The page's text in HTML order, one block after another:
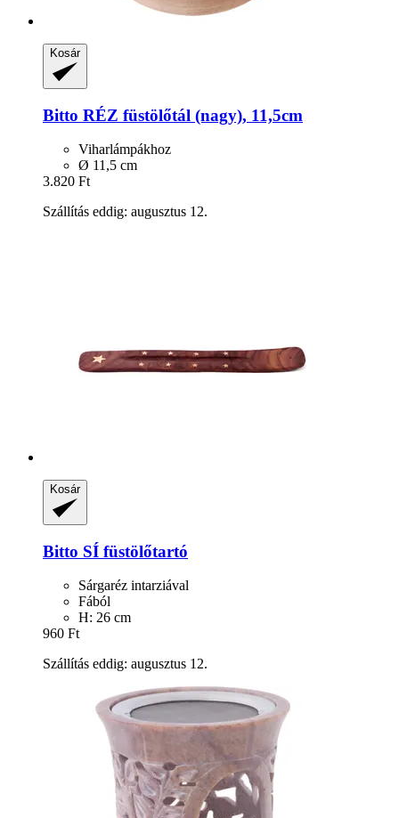
Kosár
Bitto RÉZ füstölőtál (nagy), 11,5cm
Viharlámpákhoz
Ø 11,5 cm
3.820 Ft
Szállítás eddig: augusztus 12.
Kosár
Bitto SÍ füstölőtartó
Sárgaréz intarziával
Fából
H: 26 cm
960 Ft
Szállítás eddig: augusztus 12.